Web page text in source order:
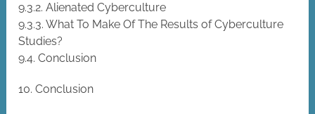
9.3.2. Alienated Cyberculture
9.3.3. What To Make Of The Results of Cyberculture
Studies?
9.4. Conclusion
10. Conclusion